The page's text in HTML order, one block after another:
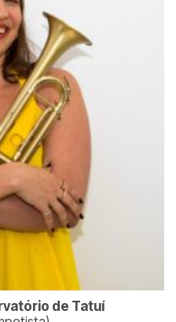
de Tatuí